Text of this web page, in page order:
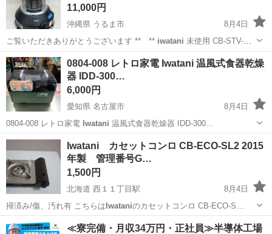
11,000円
沖縄県 うるま市
8月4日
ご覧いただきありがとうございます ** ** iwatani 未使用 CB-STV-
MRD ガスストーブ 箱付き ご覧になりたい方、 ご来店お待ちしており
ます(^^)/ ...
沖縄 うるま市
0804-008 レトロ家電 Iwatani 温風式食器乾燥
器 IDD-300…
6,000円
愛知県 名古屋市
8月4日
0804-008 レトロ家電 Iwatani 温風式食器乾燥器 IDD-300…
愛知 名古屋市
Iwatani カセットコンロ CB-ECO-SL2 2015
年製 管理番号G…
1,500円
北海道 西１１丁目駅
8月4日
掃済み/傷、汚れ有 こちらはIwataniのカセットコンロ CB-ECO-S…
北海道 札幌市 西１１丁目駅 キッチン家電
≪寮完備・月収34万円・正社員≫半導体工場